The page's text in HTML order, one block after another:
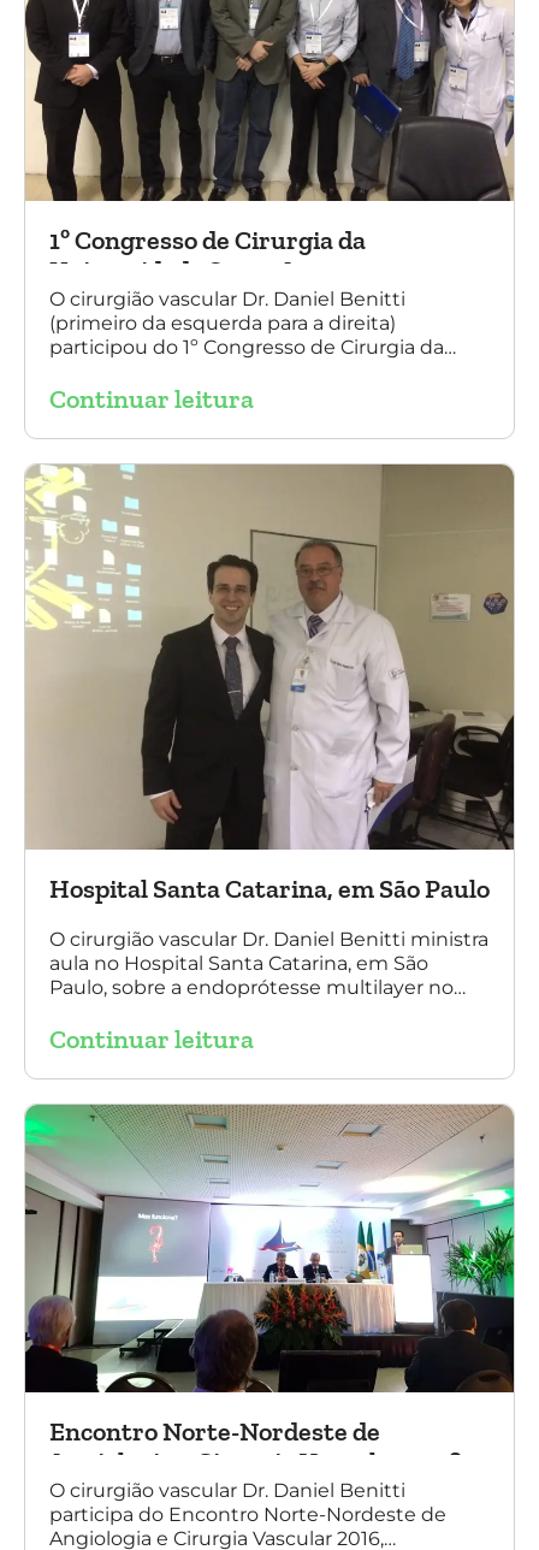
1º Congresso de Cirurgia da
Universidade Santo Amaro
O cirurgião vascular Dr. Daniel Benitti
(primeiro da esquerda para a direita)
participou do 1º Congresso de Cirurgia da
de cirurgia endovascular. O evento também
Amato e do Dr. Adnam Neser.
Continuar leitura
Hospital Santa Catarina, em São Paulo
O cirurgião vascular Dr. Daniel Benitti ministra
aula no Hospital Santa Catarina, em São
Paulo, sobre a endoprótesse multilayer no
experiência nacional e mundial com esta
Daniel Benitti e à direita Dr. Carlos Alberto
Fernandes Costa)
Continuar leitura
Encontro Norte-Nordeste de
Angiologia e Cirurgia Vascular 2016
O cirurgião vascular Dr. Daniel Benitti
participa do Encontro Norte-Nordeste de
Angiologia e Cirurgia Vascular 2016,